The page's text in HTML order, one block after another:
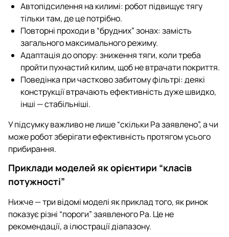
Автопідсилення на килимі: робот підвищує тягу
тільки там, де це потрібно.
Повторні проходи в “брудних” зонах: замість
загального максимального режиму.
Адаптація до опору: зниження тяги, коли треба
пройти пухнастий килим, щоб не втрачати покриття.
Поведінка при частково забитому фільтрі: деякі
конструкції втрачають ефективність дуже швидко,
інші — стабільніші.
У підсумку важливо не лише “скільки Pa заявлено”, а чи
може робот зберігати ефективність протягом усього
прибирання.
Приклади моделей як орієнтири “класів
потужності”
Нижче — три відомі моделі як приклад того, як ринок
показує різні “пороги” заявленого Pa. Це не
рекомендації, а ілюстрації діапазону.